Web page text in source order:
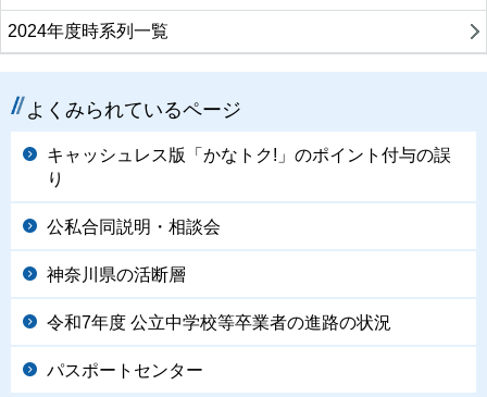
2024年度時系列一覧
よくみられているページ
キャッシュレス版「かなトク!」のポイント付与の誤
り
公私合同説明・相談会
神奈川県の活断層
令和7年度 公立中学校等卒業者の進路の状況
パスポートセンター